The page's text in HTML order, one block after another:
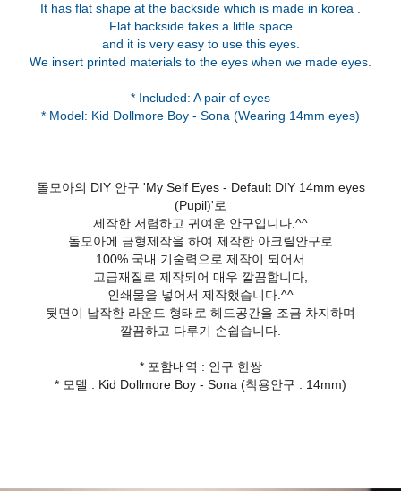
It has flat shape at the backside which is made in korea .
Flat backside takes a little space
and it is very easy to use this eyes.
We insert printed materials to the eyes when we made eyes.
* Included: A pair of eyes
* Model: Kid Dollmore Boy - Sona (Wearing 14mm eyes)
돌모아의 DIY 안구 'My Self Eyes - Default DIY 14mm eyes
(Pupil)'로
제작한 저렴하고 귀여운 안구입니다.^^
돌모아에 금형제작을 하여 제작한 아크릴안구로
100% 국내 기술력으로 제작이 되어서
고급재질로 제작되어 매우 깔끔합니다,
인쇄물을 넣어서 제작했습니다.^^
뒷면이 납작한 라운드 형태로 헤드공간을 조금 차지하며
깔끔하고 다루기 손쉽습니다.
* 포함내역 : 안구 한쌍
* 모델 : Kid Dollmore Boy - Sona (착용안구 : 14mm)